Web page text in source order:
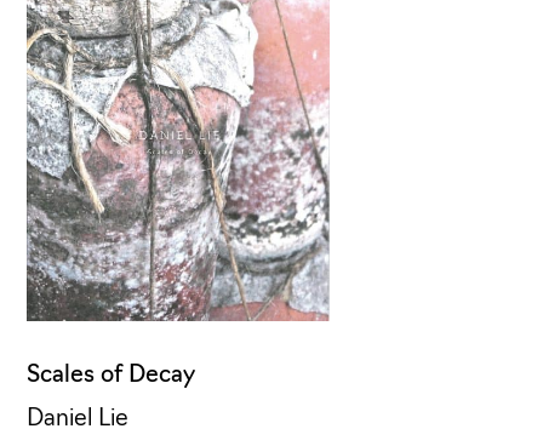
Scales of Decay
Daniel Lie